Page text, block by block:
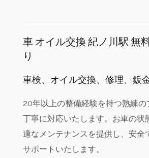
車 オイル交換 紀ノ川駅 無
り
車検、オイル交換、修理、鈑
20年以上の整備経験を持つ熟練の
丁寧に対応いたします。お車の状
適なメンテナンスを提供し、安全
サポートいたします。